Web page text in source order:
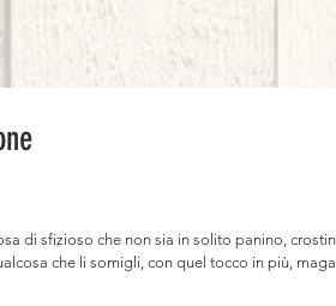
di sfizioso che non sia in solito panino,
che li somigli, con quel tocco in più,